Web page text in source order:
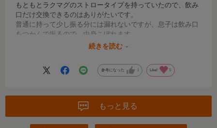
もともとラクマグのストロータイプを持っていたので、飲み
口だけ交換できるのはありがたいです。
普通に持って少し振る分には漏れないですが、息子は飲み口
をつかんで振るので、中身こぼれます。。
飲むのにはコツがいるようで、息子はまだ上手く飲めませ
続きを読む
参考になった 1 Like! 5
もっと見る